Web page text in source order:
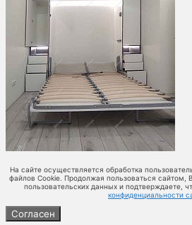
На сайте осуществляется обработка
файлов Cookie. Продолжая пользоваться сайтом,
пользовательских данных и подтверждаете,
конфиденциальности
Согласен